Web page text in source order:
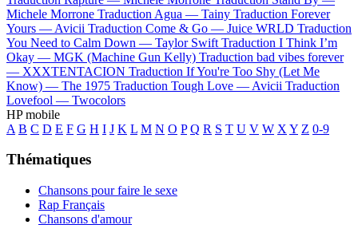
Michele Morrone Traduction Agua — Tainy Traduction Forever
Yours — Avicii Traduction Come & Go — Juice WRLD Traduction
You Need to Calm Down — Taylor Swift Traduction I Think I’m
Okay — MGK (Machine Gun Kelly) Traduction bad vibes forever
— XXXTENTACION Traduction If You're Too Shy (Let Me
Know) — The 1975 Traduction Tough Love — Avicii Traduction
Lovefool — Twocolors
HP mobile
A B C D E F G H I J K L M N O P Q R S T U V W X Y Z 0-9
Thématiques
Chansons pour faire le sexe
Rap Français
Chansons d'amour